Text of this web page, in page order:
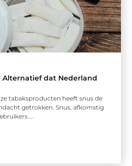
Alternatief dat Nederland
tabaksproducten heeft snus de
getrokken. Snus, afkomstig
...